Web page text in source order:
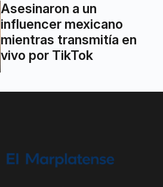
Asesinaron a un
influencer mexicano
mientras transmitía en
vivo por TikTok